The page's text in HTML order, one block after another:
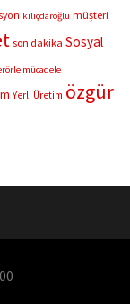
kılıçdaroğlu müşteri
son dakika Sosyal
mücadele
Yerli Üretim özgür